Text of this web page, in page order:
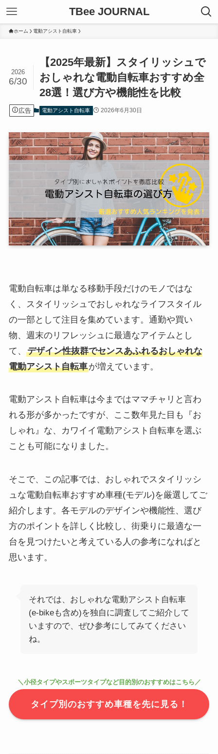
TBee JOURNAL
ホーム 電動アシスト自転車
【2025年最新】スタイリッシュで
おしゃれな電動自転車おすすめ全
28選！選び方や機能性を比較
2026
6/30
広告 電動アシスト自転車 2026年6月30日
電動自転車は単なる移動手段だけのモノではな
く、スタイリッシュでおしゃれなライフスタイル
の一部として注目を集めています。通勤や買い
物、週末のリフレッシュに最適なアイテムとし
て、 デザイン性抜群でセンスあふれるおしゃれな
電動アシスト自転車が増えています。
電動アシスト自転車は今まではママチャリと言わ
れる形が多かったですが、ここ数年見た目も『お
しゃれ』な、カワイイ電動アシスト自転車を選ぶ
ことも可能になりました。
そこで、この記事では、おしゃれでスタイリッシ
ュな電動自転車おすすめ車種(モデル)を厳選してご
紹介します。各モデルのデザインや機能性、選び
方のポイントを詳しく比較し、街乗りに最適な一
台を見つけたいと考えている人の参考になればと
思います。
それでは、おしゃれな電動アシスト自転車
(e-bikeも含め)を独自に調査してご紹介して
いますので、ぜひ参考にしてみてください
ね。
＼小径タイプやスポーツタイプなど目的別のおすすめはこちら／
タイプ別のおすすめ車種を先に見る！